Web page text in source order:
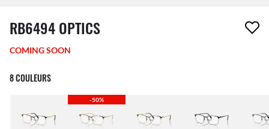
1 article a été retiré de votre liste de souhaits
RB6494 OPTICS
COMING SOON
8 COULEURS
-50%